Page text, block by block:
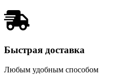
Быстрая доставка
Любым удобным способом